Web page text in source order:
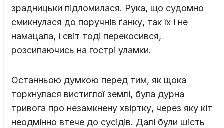
зрадницьки підломилася. Рука, що судомно
смикнулася до поручнів ґанку, так їх і не
намацала, і світ тоді перекосився,
розсипаючись на гострі уламки.
Останньою думкою перед тим, як щока
торкнулася вистиглої землі, була дурна
тривога про незамкнену хвіртку, через яку кіт
неодмінно втече до сусідів. Далі були шість